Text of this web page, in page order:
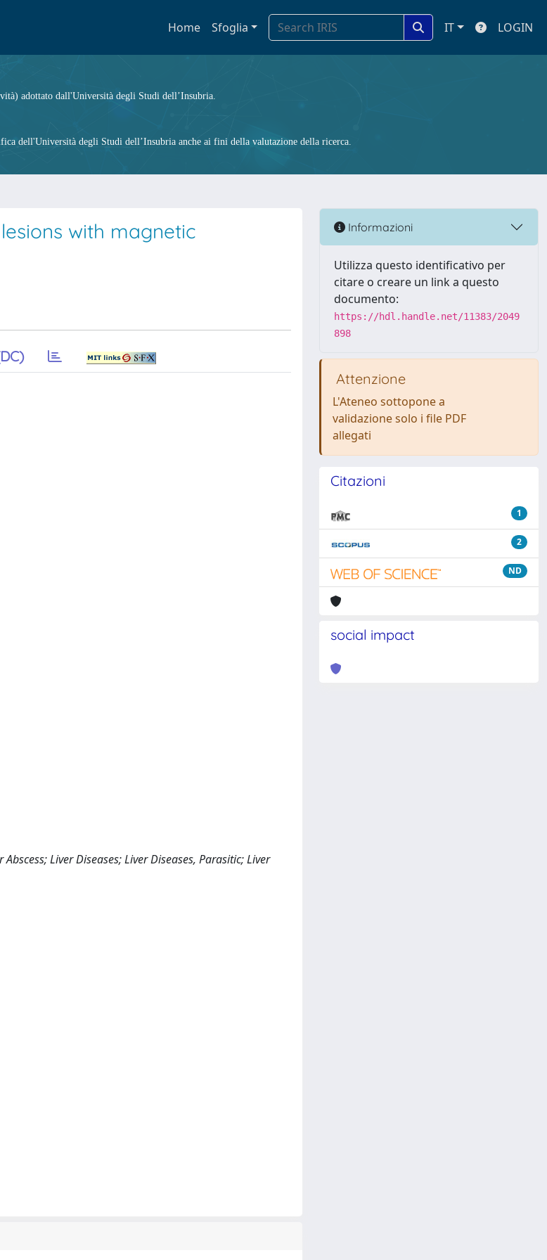
Home Sfoglia IT LOGIN
adottato dall'Università degli Studi dell’Insubria.
dell'Università degli Studi dell’Insubria anche ai fini della valutazione della ricerca.
with magnetic
Liver Diseases; Liver Diseases, Parasitic; Liver
Informazioni
Utilizza questo identificativo per
citare o creare un link a questo
documento:
https://hdl.handle.net/11383/2049
898
Attenzione
L'Ateneo sottopone a
validazione solo i file PDF
allegati
Citazioni
1
2
ND
social impact